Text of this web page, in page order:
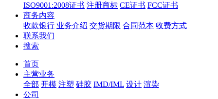
ISO9001:2008证书 注册商标 CE证书 FCC证书
商务内容
收款银行 业务介绍 交货期限 合同范本 收费方式
联系我们
搜索
首页
主营业务
全部 开模 注塑 硅胶 IMD/IML 设计 渲染
公司